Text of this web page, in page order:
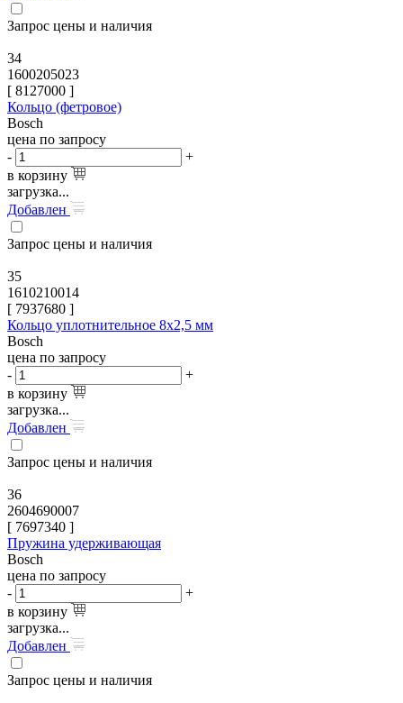
Запрос цены и наличия
34
1600205023
[ 8127000 ]
Кольцо (фетровое)
Bosch
цена по запросу
-
+
в корзину
загрузка...
Добавлен
Запрос цены и наличия
35
1610210014
[ 7937680 ]
Кольцо уплотнительное 8x2,5 мм
Bosch
цена по запросу
-
+
в корзину
загрузка...
Добавлен
Запрос цены и наличия
36
2604690007
[ 7697340 ]
Пружина удерживающая
Bosch
цена по запросу
-
+
в корзину
загрузка...
Добавлен
Запрос цены и наличия